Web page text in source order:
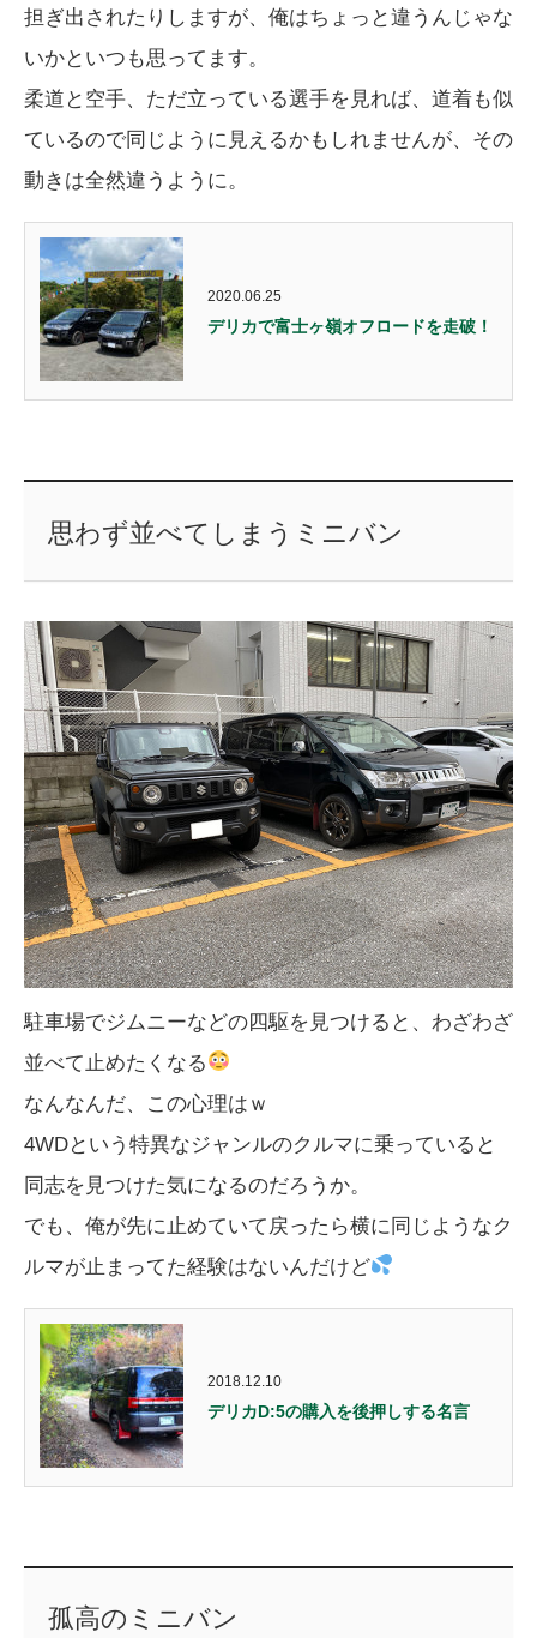
担ぎ出されたりしますが、俺はちょっと違うんじゃな
いかといつも思ってます。
柔道と空手、ただ立っている選手を見れば、道着も似
ているので同じように見えるかもしれませんが、その
動きは全然違うように。
2020.06.25
デリカで富士ヶ嶺オフロードを走破！
思わず並べてしまうミニバン
駐車場でジムニーなどの四駆を見つけると、わざわざ
並べて止めたくなる
なんなんだ、この心理はｗ
4WDという特異なジャンルのクルマに乗っていると
同志を見つけた気になるのだろうか。
でも、俺が先に止めていて戻ったら横に同じようなク
ルマが止まってた経験はないんだけど
2018.12.10
デリカD:5の購入を後押しする名言
孤高のミニバン